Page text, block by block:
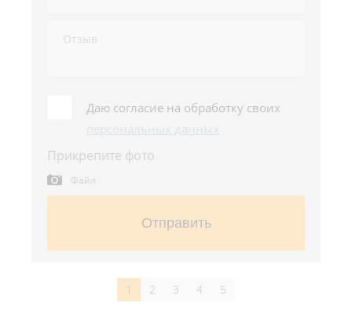
Даю согласие на обработку своих
персональных данных
Прикрепите фото
Файл
Отправить
1 2 3 4 5